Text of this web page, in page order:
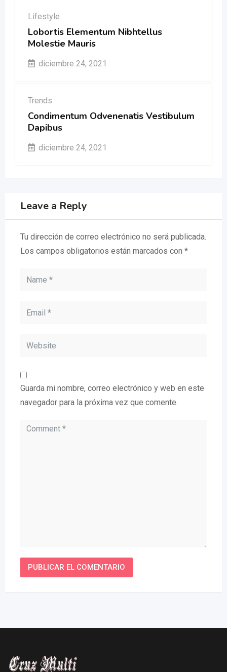
Lifestyle
Lobortis Elementum Nibhtellus
Molestie Mauris
diciembre 24, 2021
Trends
Condimentum Odvenenatis Vestibulum
Dapibus
diciembre 24, 2021
Leave a Reply
Tu dirección de correo electrónico no será publicada.
Los campos obligatorios están marcados con *
Guarda mi nombre, correo electrónico y web en este
navegador para la próxima vez que comente.